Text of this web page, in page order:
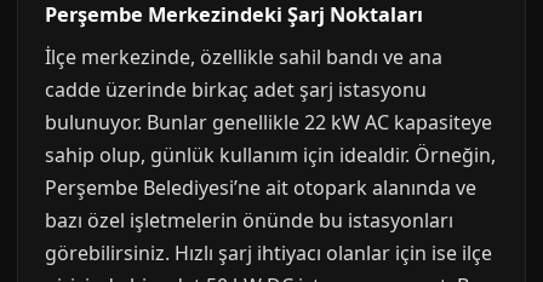
Perşembe Merkezindeki Şarj Noktaları
İlçe merkezinde, özellikle sahil bandı ve ana
cadde üzerinde birkaç adet şarj istasyonu
bulunuyor. Bunlar genellikle 22 kW AC kapasiteye
sahip olup, günlük kullanım için idealdir. Örneğin,
Perşembe Belediyesi’ne ait otopark alanında ve
bazı özel işletmelerin önünde bu istasyonları
görebilirsiniz. Hızlı şarj ihtiyacı olanlar için ise ilçe